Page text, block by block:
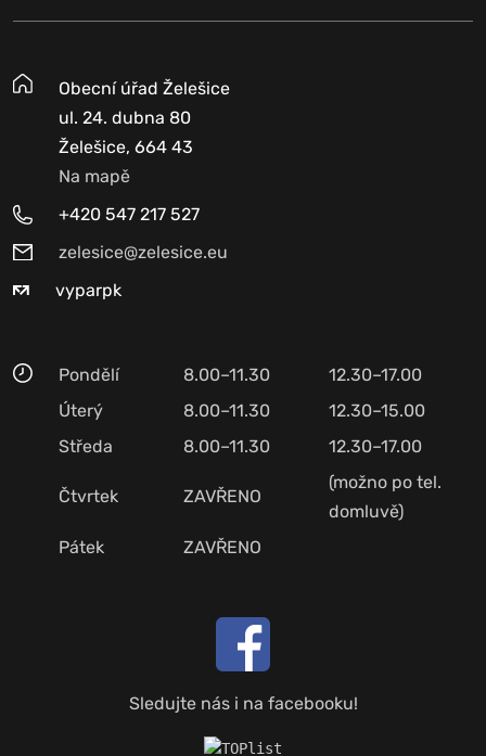
Obecní úřad Želešice
ul. 24. dubna 80
Želešice, 664 43
Na mapě
+420 547 217 527
zelesice@zelesice.eu
vyparpk
Pondělí 8.00–11.30
12.30–17.00
Úterý
8.00–11.30
12.30–15.00
Středa
8.00–11.30 12.30–17.00
Čtvrtek ZAVŘENO
(možno po tel.
domluvě)
Pátek
ZAVŘENO
Sledujte nás i na facebooku!